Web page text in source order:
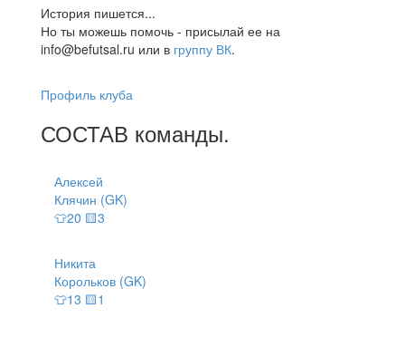
История пишется...
Но ты можешь помочь - присылай ее на
info@befutsal.ru или в группу ВК.
Профиль клуба
СОСТАВ команды.
Алексей
Клячин (GK)
👕20 🟨3
Никита
Корольков (GK)
👕13 🟨1